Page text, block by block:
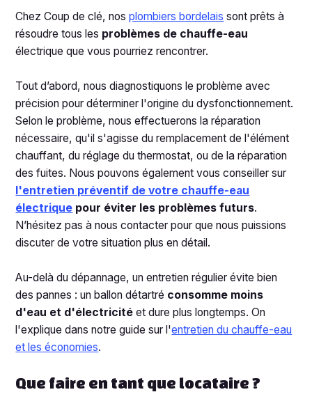
Chez Coup de clé, nosplombiers bordelais sont prêts à
résoudre tous les problèmes de chauffe-eau
électrique que vous pourriez rencontrer.
Tout d’abord, nous diagnostiquons le problème avec
précision pour déterminer l'origine du dysfonctionnement.
Selon le problème, nous effectuerons la réparation
nécessaire, qu'il s'agisse du remplacement de l'élément
chauffant, du réglage du thermostat, ou de la réparation
des fuites. Nous pouvons également vous conseiller sur
l'entretien préventif de votre chauffe-eau
électrique pour éviter les problèmes futurs.
N’hésitez pas à nous contacter pour que nous puissions
discuter de votre situation plus en détail.
Au-delà du dépannage, un entretien régulier évite bien
des pannes : un ballon détartré consomme moins
d'eau et d'électricité et dure plus longtemps. On
l'explique dans notre guide sur l'entretien du chauffe-eau
et les économies.
Que faire en tant que locataire ?